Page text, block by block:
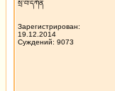
སྲི་བ་དཀོན
Зарегистрирован:
19.12.2014
Суждений: 9073